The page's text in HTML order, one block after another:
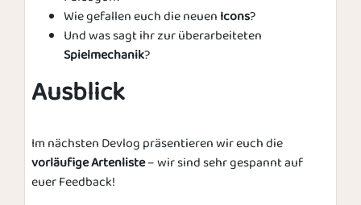
Wie gefallen euch die neuen Icons?
Und was sagt ihr zur überarbeiteten
Spielmechanik?
Ausblick
Im nächsten Devlog präsentieren wir euch die
vorläufige Artenliste– wir sind sehr gespannt auf
euer Feedback!